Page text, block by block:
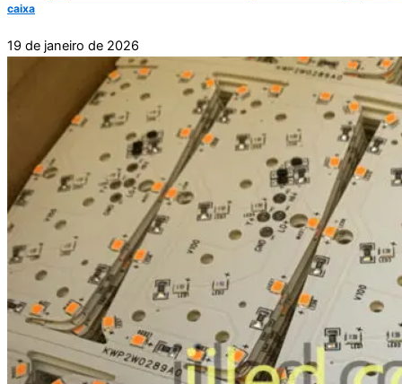
caixa
19 de janeiro de 2026